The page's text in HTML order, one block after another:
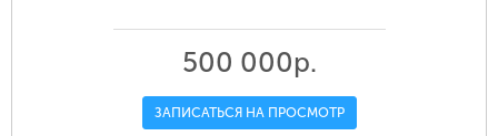
500 000р.
ЗАПИСАТЬСЯ НА ПРОСМОТР